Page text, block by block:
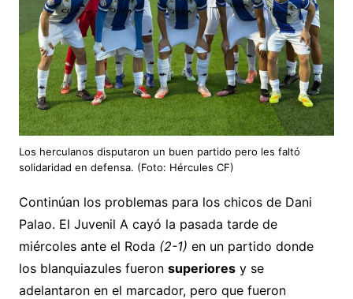
Los herculanos disputaron un buen partido pero les faltó
solidaridad en defensa. (Foto: Hércules CF)
Continúan los problemas para los chicos de Dani
Palao. El Juvenil A cayó la pasada tarde de
miércoles ante el Roda (2-1) en un partido donde
los blanquiazules fueron superioresy se
adelantaron en el marcador, pero que fueron